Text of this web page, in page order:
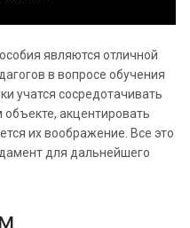
являются отличной
в вопросе обучения
учатся сосредотачивать
акцентировать
их воображение. Все это
для дальнейшего